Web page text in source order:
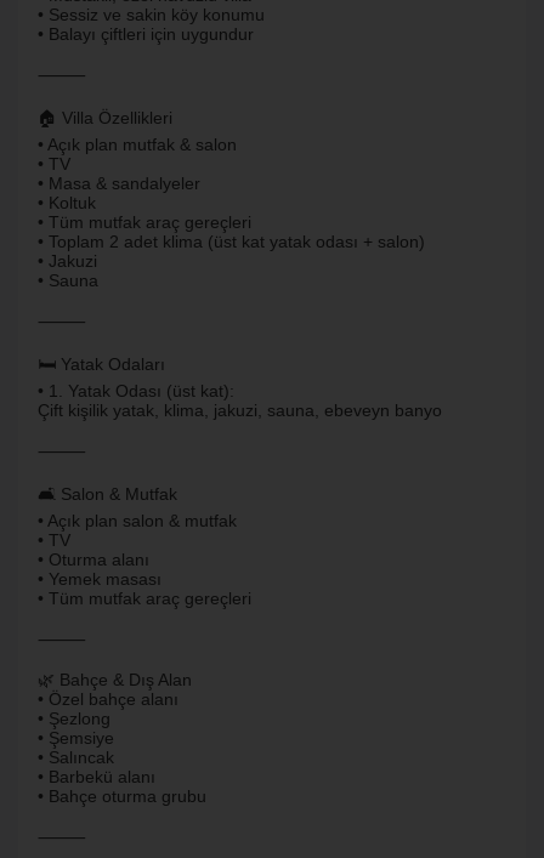
• Sessiz ve sakin köy konumu
• Balayı çiftleri için uygundur
⸻
🏠 Villa Özellikleri
• Açık plan mutfak & salon
• TV
• Masa & sandalyeler
• Koltuk
• Tüm mutfak araç gereçleri
• Toplam 2 adet klima (üst kat yatak odası + salon)
• Jakuzi
• Sauna
⸻
🛏️ Yatak Odaları
• 1. Yatak Odası (üst kat):
Çift kişilik yatak, klima, jakuzi, sauna, ebeveyn banyo
⸻
🛋️ Salon & Mutfak
• Açık plan salon & mutfak
• TV
• Oturma alanı
• Yemek masası
• Tüm mutfak araç gereçleri
⸻
🌿 Bahçe & Dış Alan
• Özel bahçe alanı
• Şezlong
• Şemsiye
• Salıncak
• Barbekü alanı
• Bahçe oturma grubu
⸻